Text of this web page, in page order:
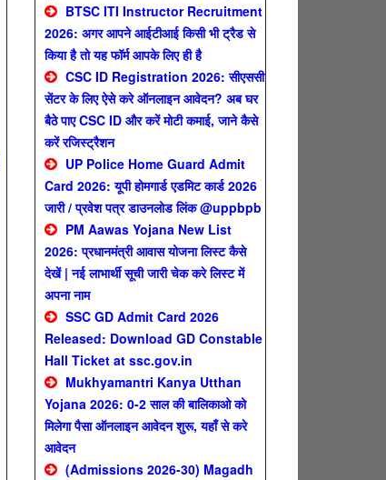
BTSC ITI Instructor Recruitment
2026: अगर आपने आईटीआई किसी भी ट्रैड से
किया है तो यह फॉर्म आपके लिए ही है
CSC ID Registration 2026: सीएससी
सेंटर के लिए ऐसे करे ऑनलाइन आवेदन? अब घर
बैठे पाए CSC ID और करें मोटी कमाई, जाने कैसे
करें रजिस्ट्रैशन
UP Police Home Guard Admit
Card 2026: यूपी होमगार्ड एडमिट कार्ड 2026
जारी / प्रवेश पत्र डाउनलोड लिंक @uppbpb
PM Aawas Yojana New List
2026: प्रधानमंत्री आवास योजना लिस्ट कैसे
देखें | नई लाभार्थी सूची जारी चेक करे लिस्ट में
अपना नाम
SSC GD Admit Card 2026
Released: Download GD Constable
Hall Ticket at ssc.gov.in
Mukhyamantri Kanya Utthan
Yojana 2026: 0-2 साल की बालिकाओ को
मिलेगा पैसा ऑनलाइन आवेदन शुरू, यहाँ से करे
आवेदन
(Admissions 2026-30) Magadh